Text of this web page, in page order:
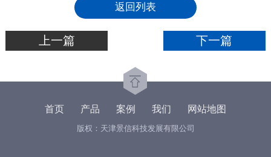
返回列表
上一篇 下一篇
首页 产品 案例 我们 网站地图
版权：天津景信科技发展有限公司